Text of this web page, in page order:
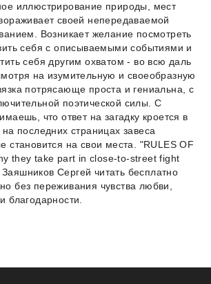
иллюстрирование природы, мест
своей непередаваемой
Возникает желание посмотреть
себя с описываемыми событиями и
себя другим охватом - во всю даль
на изумительную и своеобразную
потрясающе проста и гениальна, с
поэтической силы. С
что ответ на загадку кроется в
последних страницах завеса
становится на свои места. "RULES OF
they take part in close-to-street fight
Сергей читать бесплатно
без переживания чувства любви,
благодарности.